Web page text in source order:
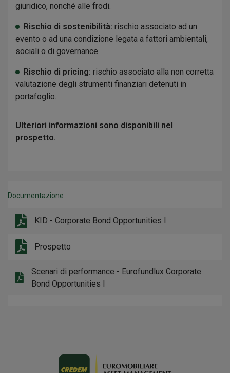
giuridico, nonché alle frodi.
Rischio di sostenibilità: rischio associato ad un
evento o ad una condizione legata a fattori ambientali,
sociali o di governance.
Rischio di pricing: rischio associato alla non corretta
valutazione degli strumenti finanziari detenuti in
portafoglio.
Ulteriori informazioni sono disponibili nel
prospetto.
Documentazione
KID - Corporate Bond Opportunities I
Prospetto
Scenari di performance - Eurofundlux Corporate
Bond Opportunities I